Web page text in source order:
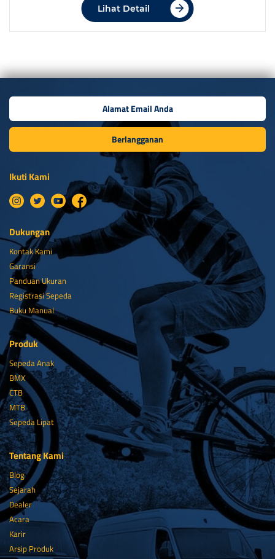
Lihat Detail
Berlangganan
Ikuti Kami
Dukungan
Kontak Kami
Garansi
Panduan Ukuran
Registrasi Sepeda
Buku Manual
Produk
Sepeda Anak
BMX
CTB
MTB
Sepeda Lipat
Tentang Kami
Blog
Sejarah
Dealer
Acara
Karir
Arsip Produk